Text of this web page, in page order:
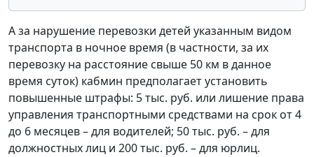
А за нарушение перевозки детей указанным видом
транспорта в ночное время (в частности, за их
перевозку на расстояние свыше 50 км в данное
время суток) кабмин предполагает установить
повышенные штрафы: 5 тыс. руб. или лишение права
управления транспортными средствами на срок от 4
до 6 месяцев – для водителей; 50 тыс. руб. – для
должностных лиц и 200 тыс. руб. – для юрлиц.